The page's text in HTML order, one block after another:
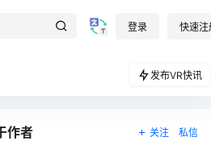
登录 快速注
发布VR快讯
作者 关注 私信